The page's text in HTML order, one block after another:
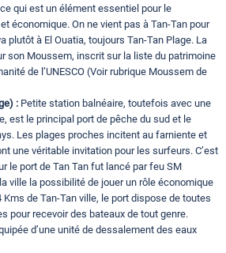
qui est un élément essentiel pour le
économique. On ne vient pas à Tan-Tan pour
plutôt à El Ouatia, toujours Tan-Tan Plage. La
son Moussem, inscrit sur la liste du patrimoine
de l’UNESCO (Voir rubrique Moussem de
: Petite station balnéaire, toutefois avec une
est le principal port de pêche du sud et le
Les plages proches incitent au farniente et
une véritable invitation pour les surfeurs. C’est
le port de Tan Tan fut lancé par feu SM
ville la possibilité de jouer un rôle économique
Kms de Tan-Tan ville, le port dispose de toutes
pour recevoir des bateaux de tout genre.
d’une unité de dessalement des eaux